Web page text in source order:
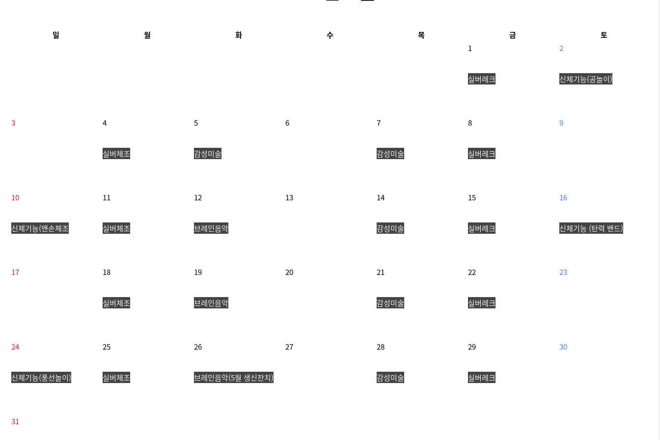
일 월 화 수 목 금
토
1
실버레크
2
신체기능(공놀이)
3 4
실버체조
5
감성미술
6 7
감성미술
8
실버레크
9
10
신체기능(맨손체조
11
실버체조
12
브레인음악
13 14
감성미술
15
실버레크
16
신체기능 (탄력 밴드)
17 18
실버체조
19
브레인음악
20 21
감성미술
22
실버레크
23
24
신체기능(풍선놀이)
25
실버체조
26
브레인음악(5월 생신잔치)
27 28
감성미술
29
실버레크
30
31